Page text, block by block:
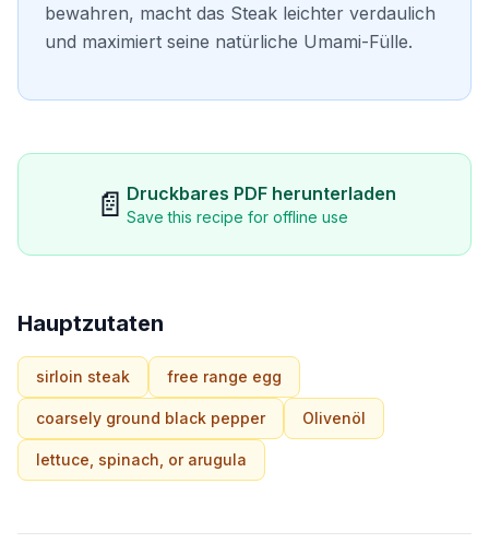
bewahren, macht das Steak leichter verdaulich
und maximiert seine natürliche Umami-Fülle.
📄 Druckbares PDF herunterladen
Save this recipe for offline use
Hauptzutaten
sirloin steak free range egg
coarsely ground black pepper Olivenöl
lettuce, spinach, or arugula